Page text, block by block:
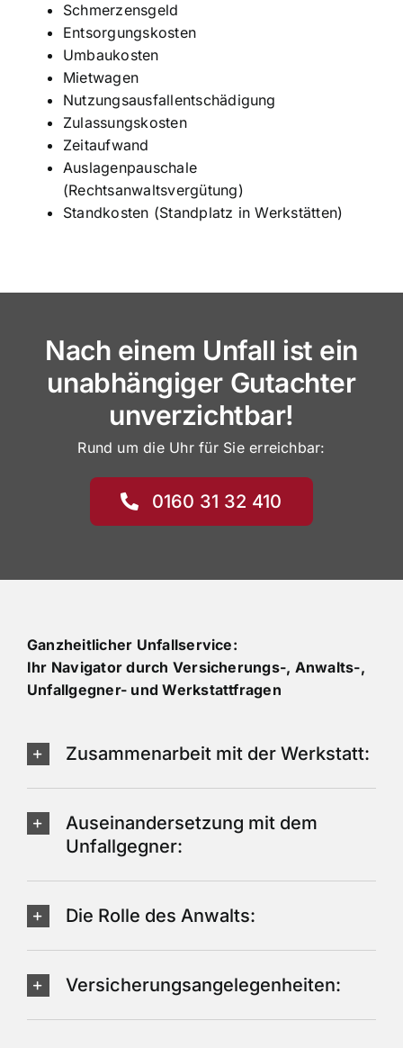
Schmerzensgeld
Entsorgungskosten
Umbaukosten
Mietwagen
Nutzungsausfallentschädigung
Zulassungskosten
Zeitaufwand
Auslagenpauschale
(Rechtsanwaltsvergütung)
Standkosten (Standplatz in Werkstätten)
Nach einem Unfall ist ein
unabhängiger Gutachter
unverzichtbar!
Rund um die Uhr für Sie erreichbar:
0160 31 32 410
Ganzheitlicher Unfallservice:
Ihr Navigator durch Versicherungs-, Anwalts-,
Unfallgegner- und Werkstattfragen
Zusammenarbeit mit der Werkstatt:
Auseinandersetzung mit dem
Unfallgegner:
Die Rolle des Anwalts:
Versicherungsangelegenheiten: